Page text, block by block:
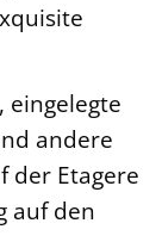
eingelegte
andere
der Etagere
auf den